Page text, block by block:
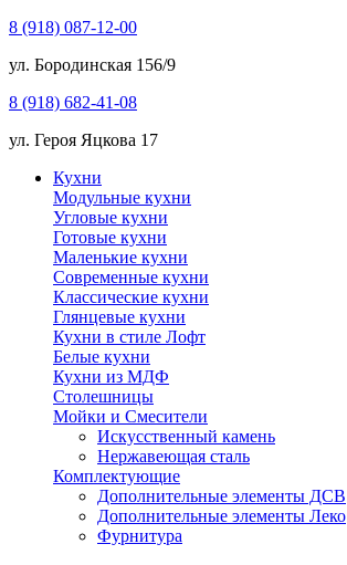
8 (918) 087-12-00
ул. Бородинская 156/9
8 (918) 682-41-08
ул. Героя Яцкова 17
Кухни
Модульные кухни
Угловые кухни
Готовые кухни
Маленькие кухни
Современные кухни
Классические кухни
Глянцевые кухни
Кухни в стиле Лофт
Белые кухни
Кухни из МДФ
Столешницы
Мойки и Смесители
Искусственный камень
Нержавеющая сталь
Комплектующие
Дополнительные элементы ДСВ
Дополнительные элементы Леко
Фурнитура